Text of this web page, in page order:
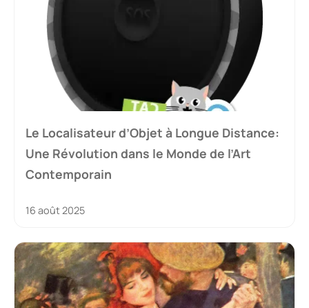
Le Localisateur d’Objet à Longue Distance:
Une Révolution dans le Monde de l’Art
Contemporain
16 août 2025